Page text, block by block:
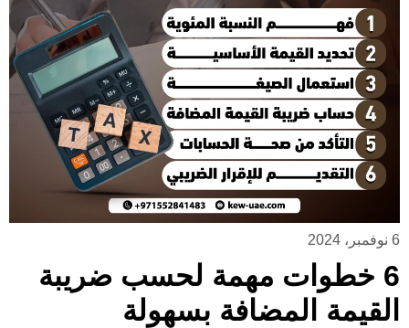
6 نوفمبر، 2024
6 خطوات مهمة لحسب ضريبة
القيمة المضافة بسهولة